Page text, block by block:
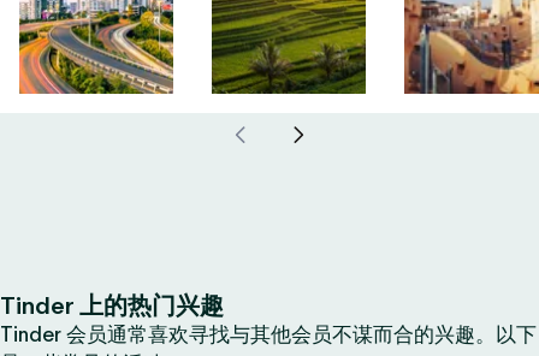
Tinder 上的热门兴趣
Tinder 会员通常喜欢寻找与其他会员不谋而合的兴趣。以下